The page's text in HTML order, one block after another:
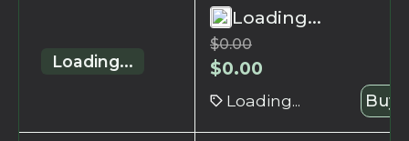
Loading...
Loading...
$0.00
$0.00
Loading... Buy